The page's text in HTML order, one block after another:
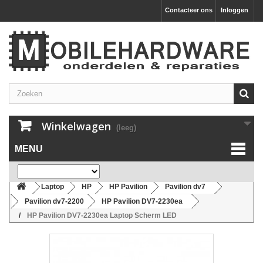
Inloggen
Contacteer ons
Winkelwagen (leeg)
MENU
Laptop HP HP Pavilion
Pavilion dv7
Pavilion dv7-2200
HP Pavilion DV7-2230ea
HP Pavilion DV7-2230ea Laptop Scherm LED